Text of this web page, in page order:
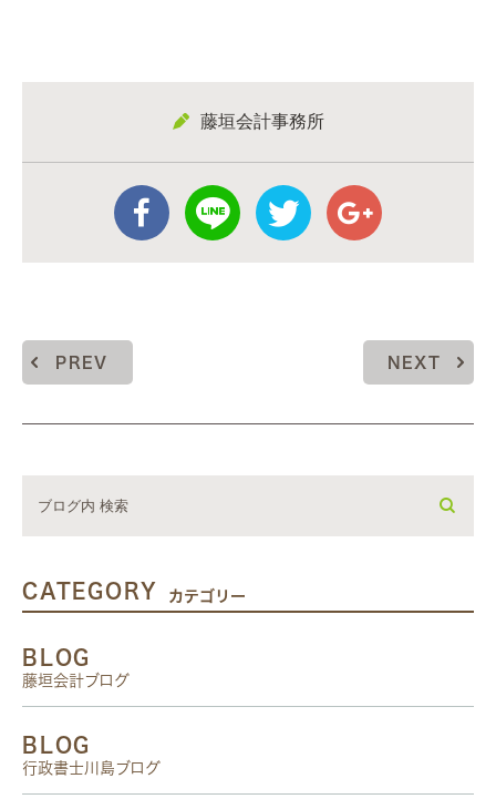
藤垣会計事務所
PREV NEXT
CATEGORY カテゴリー
BLOG
藤垣会計ブログ
BLOG
行政書士川島ブログ